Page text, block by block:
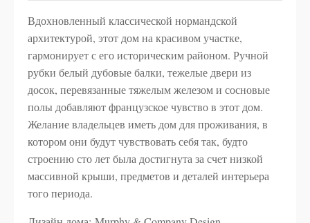
Вдохновленный классической нормандской
архитектурой, этот дом на красивом участке,
гармонирует с его историческим районом. Ручной
рубки белый дубовые балки, тежелые двери из
досок, перевязанные тяжелым железом и сосновые
полы добавляют французское чувство в этот дом.
Желание владельцев иметь дом для проживания, в
котором они будут чувствовать себя так, будто
строению сто лет была достигнута за счет низкой
массивной крыши, предметов и деталей интерьера
того периода.